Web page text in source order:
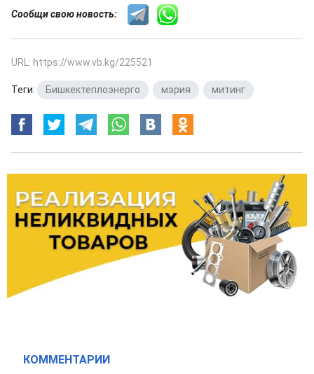
Сообщи свою новость:
URL: https://www.vb.kg/225521
Теги: Бишкектеплоэнерго мэрия митинг
КОММЕНТАРИИ